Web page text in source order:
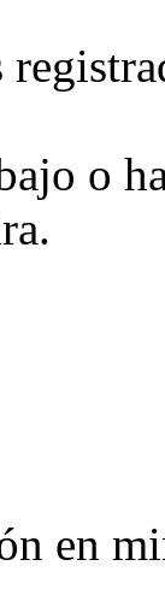
o
en